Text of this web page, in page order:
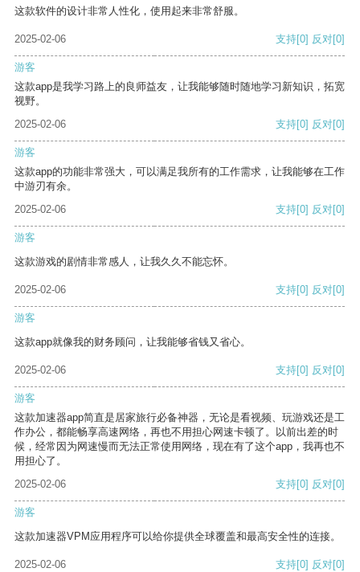
这款软件的设计非常人性化，使用起来非常舒服。
2025-02-06 支持[0] 反对[0]
游客
这款app是我学习路上的良师益友，让我能够随时随地学习新知识，拓宽
视野。
2025-02-06
支持[0] 反对[0]
游客
这款app的功能非常强大，可以满足我所有的工作需求，让我能够在工作
中游刃有余。
2025-02-06
支持[0] 反对[0]
游客
这款游戏的剧情非常感人，让我久久不能忘怀。
2025-02-06 支持[0] 反对[0]
游客
这款app就像我的财务顾问，让我能够省钱又省心。
2025-02-06 支持[0] 反对[0]
游客
这款加速器app简直是居家旅行必备神器，无论是看视频、玩游戏还是工
作办公，都能畅享高速网络，再也不用担心网速卡顿了。以前出差的时
候，经常因为网速慢而无法正常使用网络，现在有了这个app，我再也不
用担心了。
2025-02-06
支持[0] 反对[0]
游客
这款加速器VPM应用程序可以给你提供全球覆盖和最高安全性的连接。
2025-02-06 支持[0] 反对[0]